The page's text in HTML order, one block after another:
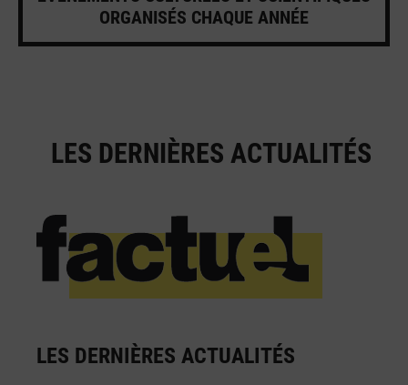
ORGANISÉS CHAQUE ANNÉE
LES DERNIÈRES ACTUALITÉS
LES DERNIÈRES ACTUALITÉS